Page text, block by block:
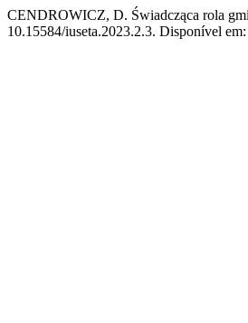
CENDROWICZ, D. Świadcząca rola
10.15584/iuseta.2023.2.3. Disponível